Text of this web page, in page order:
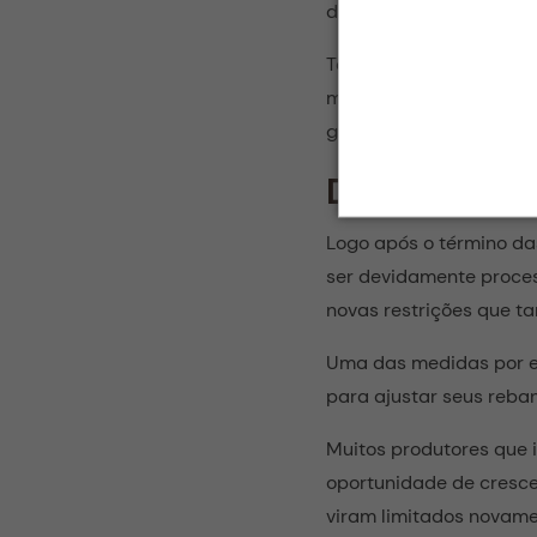
do meio ambiente.
Todos sabiam que
mais dejetos,
governo implementou
Dias atuais
Logo após o término
ser devidamente
novas restrições que
Uma das medidas por
para ajustar seus
Muitos produtores
oportunidade de
viram limitados